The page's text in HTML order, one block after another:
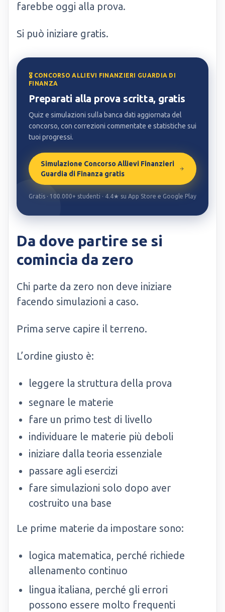
farebbe oggi alla prova.
Si può iniziare gratis.
🎖️ CONCORSO ALLIEVI FINANZIERI GUARDIA DI
FINANZA
Preparati alla prova scritta, gratis
Quiz e simulazioni sulla banca dati aggiornata del
concorso, con correzioni commentate e statistiche sui
tuoi progressi.
Simulazione Concorso Allievi Finanzieri
Guardia di Finanza gratis
Gratis · 100.000+ studenti · 4.4★ su App Store e Google Play
Da dove partire se si
comincia da zero
Chi parte da zero non deve iniziare
facendo simulazioni a caso.
Prima serve capire il terreno.
L’ordine giusto è:
leggere la struttura della prova
segnare le materie
fare un primo test di livello
individuare le materie più deboli
iniziare dalla teoria essenziale
passare agli esercizi
fare simulazioni solo dopo aver
costruito una base
Le prime materie da impostare sono:
logica matematica, perché richiede
allenamento continuo
lingua italiana, perché gli errori
possono essere molto frequenti